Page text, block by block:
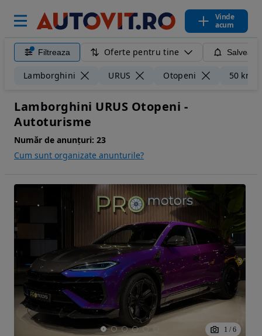
Vinde
acum
Filtreaza Oferte pentru tine
Lamborghini URUS Otopeni 50 km
Lamborghini URUS Otopeni -
Autoturisme
Număr de anunțuri: 23
Cum sunt organizate anunturile?
1 / 6